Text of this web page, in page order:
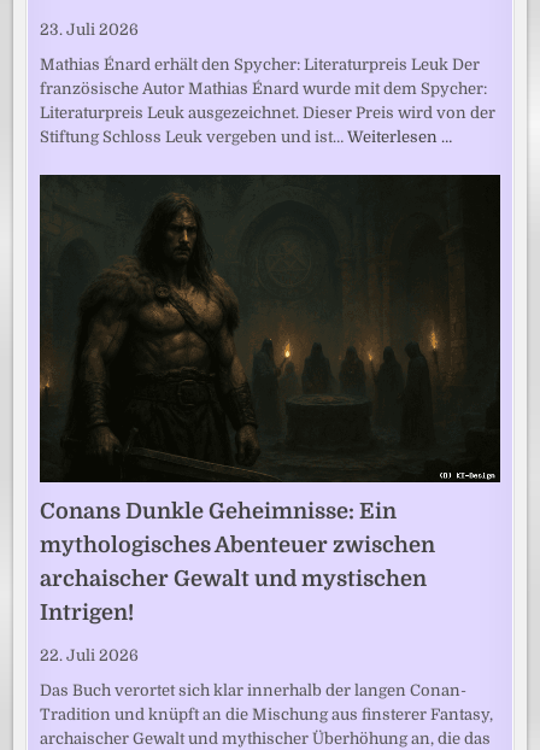
23. Juli 2026
Mathias Énard erhält den Spycher: Literaturpreis Leuk Der
französische Autor Mathias Énard wurde mit dem Spycher:
Literaturpreis Leuk ausgezeichnet. Dieser Preis wird von der
Stiftung Schloss Leuk vergeben und ist…Weiterlesen …
Conans Dunkle Geheimnisse: Ein
mythologisches Abenteuer zwischen
archaischer Gewalt und mystischen
Intrigen!
22. Juli 2026
Das Buch verortet sich klar innerhalb der langen Conan-
Tradition und knüpft an die Mischung aus finsterer Fantasy,
archaischer Gewalt und mythischer Überhöhung an, die das